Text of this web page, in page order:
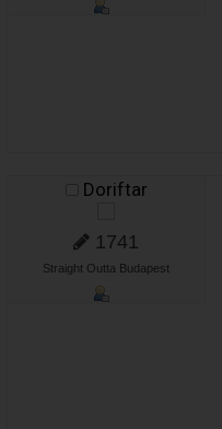
Doriftar
1741
Straight Outta Budapest